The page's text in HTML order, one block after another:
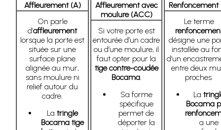
Affleurement (A)
On parle
d’affleurement
lorsque la porte est
située sur une
surface plane
alignée au mur,
sans moulure ni
relief autour du
cadre.
La tringle
Bocama tige
Affleurement avec
moulure (ACC)
Si votre porte est
entourée d’un cadre
ou d’une moulure, il
faut opter pour la
tige contre-coudée
Bocama.
Sa forme
spécifique
permet de
déporter la
Renfoncement
Le terme
désigne une
installée au
d’un
entre deux
proches.
La
Bocama
a une